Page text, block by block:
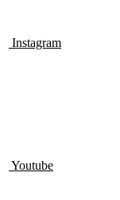
Instagram
Youtube